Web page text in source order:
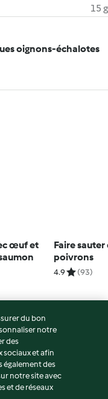
15 g
oignons-échalotes
œuf et
Faire sauter
poivrons
4.9 (93)
du bon
notre
des
sociaux et afin
également des
notre site avec
et de réseaux